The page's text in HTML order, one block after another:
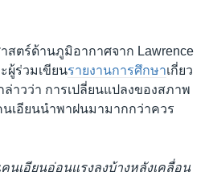
สตร์ด้านภูมิอากาศจาก Lawrence
ผู้ร่วมเขียนรายงานการศึกษาเกี่ยว
าวว่า การเปลี่ยนแปลงของสภาพ
นเอียนนำพาฝนมามากกว่าควร
คนเอียนอ่อนแรงลงบ้างหลังเคลื่อน